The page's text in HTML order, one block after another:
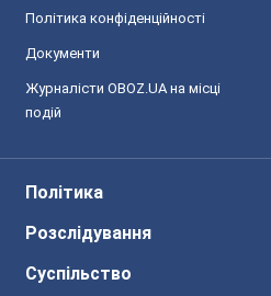
Політика конфіденційності
Документи
Журналісти OBOZ.UA на місці
подій
Політика
Розслідування
Суспільство